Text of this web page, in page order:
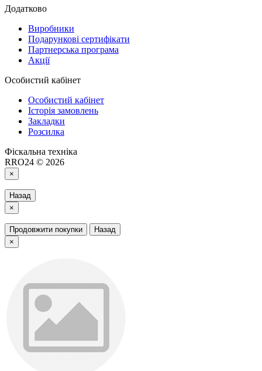
Додатково
Виробники
Подарункові сертифікати
Партнерська програма
Акції
Особистий кабінет
Особистий кабінет
Історія замовлень
Закладки
Розсилка
Фіскальна техніка
RRO24 © 2026
×
Назад
×
Продовжити покупки
Назад
×